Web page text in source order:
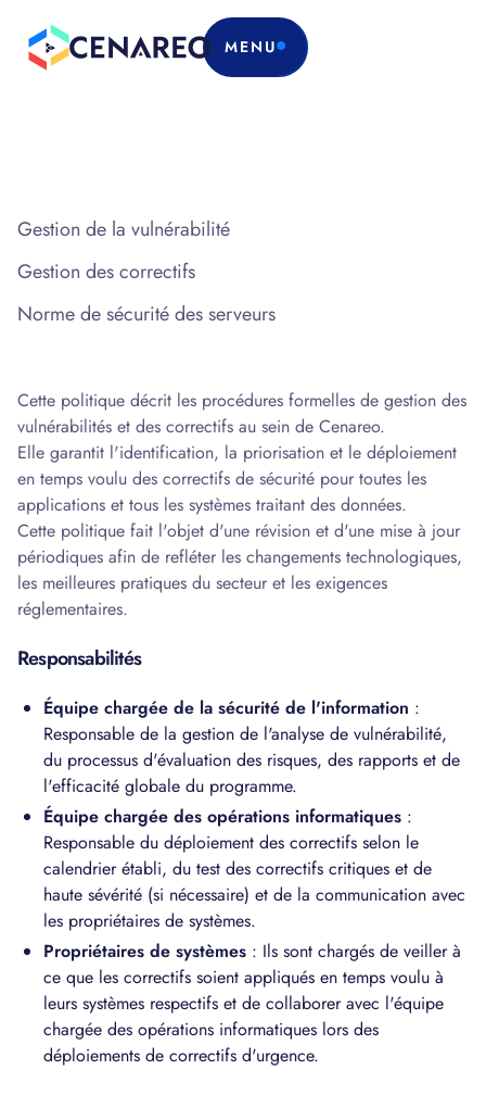
MENU
Gestion de la vulnérabilité
Gestion des correctifs
Norme de sécurité des serveurs
Cette politique décrit les procédures formelles de gestion des
vulnérabilités et des correctifs au sein de Cenareo.
Elle garantit l'identification, la priorisation et le déploiement
en temps voulu des correctifs de sécurité pour toutes les
applications et tous les systèmes traitant des données.
Cette politique fait l'objet d'une révision et d'une mise à jour
périodiques afin de refléter les changements technologiques,
les meilleures pratiques du secteur et les exigences
réglementaires.
Responsabilités
Équipe chargée de la sécurité de l'information :
Responsable de la gestion de l'analyse de vulnérabilité,
du processus d'évaluation des risques, des rapports et de
l'efficacité globale du programme.
Équipe chargée des opérations informatiques :
Responsable du déploiement des correctifs selon le
calendrier établi, du test des correctifs critiques et de
haute sévérité (si nécessaire) et de la communication avec
les propriétaires de systèmes.
Propriétaires de systèmes : Ils sont chargés de veiller à
ce que les correctifs soient appliqués en temps voulu à
leurs systèmes respectifs et de collaborer avec l'équipe
chargée des opérations informatiques lors des
déploiements de correctifs d'urgence.